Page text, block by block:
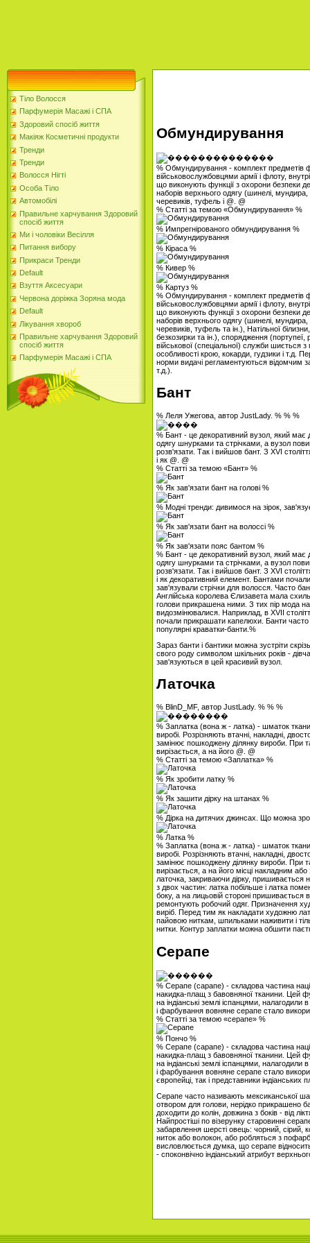
Тіло Волосся
Парфумерія Масажі і СПА
Здоровий спосіб життя
Макіяж Косметичні продукти
Тренди
Тренди
Волосся Нігті
Особа Тіло
Автомобілі
Правильне харчування Здоровий
спосіб життя
Ми і чоловіки Весілля
Питання вибору
Прикраси Тренди
Default
Взуття Аксесуари
Червона доріжка Зоряна мода
Default
Лікування хвороб
Правильне харчування Здоровий
спосіб життя
Парфумерія Масажі і СПА
Обмундирування
% Обмундирування - комплект предметів
військовослужбовцями армії і флоту,
що виконують функції з охорони безпеки
наборів верхнього одягу (шинелі, мундира,
черевиків, туфель і @. @
% Статті за темою «Обмундирування» %
% Импрегнірованого обмундирування %
% Кіраса %
% Кивер %
% Картуз %
% Обмундирування - комплект предметів
військовослужбовцями армії і флоту,
що виконують функції з охорони безпеки
наборів верхнього одягу (шинелі, мундира,
черевиків, туфель та ін.), Натільної
безкозирки та ін.), спорядження
військової (спеціальної) служби шиється
особливості крою, кокарди, гудзики і т.д.
норми видачі регламентуються
т.д.).
Бант
% Леля Ужегова, автор JustLady. % % %
% Бант - це декоративний вузол, який має
одягу шнурками та стрічками, а вузол
розв'язати. Так і вийшов бант. З XVI
і як @. @
% Статті за темою «Бант» %
% Як зав'язати бант на голові %
% Модні тренди: дивимося на зірок,
% Як зав'язати бант на волоссі %
% Як зав'язати пояс бантом %
% Бант - це декоративний вузол, який має
одягу шнурками та стрічками, а вузол
розв'язати. Так і вийшов бант. З XVI
і як декоративний елемент. Бантами
зав'язували стрічки для волосся. Часто
Англійська королева Єлизавета мала
голови прикрашена ними. З тих пір мода
видозмінювалися. Наприклад, в XVII
почали прикрашати капелюхи. Банти
популярні краватки-банти.%
Зараз банти і бантики можна зустріти
свого роду символом шкільних років -
зав'язуються в цей красивий вузол.
Латочка
% BlinD_MF, автор JustLady. % % %
% Заплатка (вона ж - латка) - шматок
виробі. Розрізняють втачні, накладні,
замінює пошкоджену ділянку вироби. При
вирізається, а на його @. @
% Статті за темою «Заплатка» %
% Як зробити латку %
% Як зашити дірку на штанах %
% Дірка на дитячих джинсах. Що можна
% Латка %
% Заплатка (вона ж - латка) - шматок
виробі. Розрізняють втачні, накладні,
замінює пошкоджену ділянку вироби. При
вирізається, а на його місці накладним
латочка, закриваючи дірку, пришивається
з двох частин: латка побільше і латка
боку, а на лицьовій стороні пришивається
ремонтують робочий одяг. Призначення
виріб. Перед тим як накладати художню
пайовою ниткам, шпильками наживити і
нитки. Контур заплатки можна обшити
Серапе
% Серапе (сарапе) - складова частина
накидка-плащ з бавовняної тканини. Цей
на індіанські землі іспанцями, налагодили
і фарбування вовняне серапе стало
% Статті за темою «серапе» %
% Пончо %
% Серапе (сарапе) - складова частина
накидка-плащ з бавовняної тканини. Цей
на індіанські землі іспанцями, налагодили
і фарбування вовняне серапе стало
європейці, так і представники
Серапе часто називають мексиканської
отвором для голови, нерідко прикрашено
доходити до колін, довжина з боків - від
Найпростіші по візерунку старовинні
забарвлення шерсті овець: чорний, сірий,
ниток або волокон, або робляться з
висловлюється думка, що серапе
- споконвічно індіанський атрибут